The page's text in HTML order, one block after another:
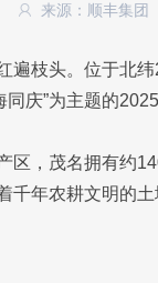
来源：顺丰集团
遍枝头。位于北
同庆”为主题的
区，茂名拥有约
千年农耕文明的